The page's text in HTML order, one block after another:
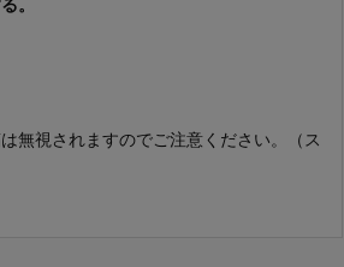
無視されますのでご注意ください。（ス